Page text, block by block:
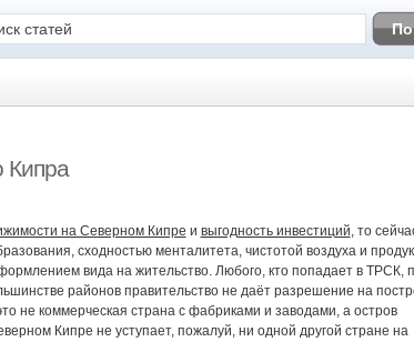
Кипра
на Северном Кипре и выгодность инвестиций, то
сходностью менталитета, чистотой воздуха и
вида на жительство. Любого, кто попадает в ТРСК,
районов правительство не даёт разрешение на
не коммерческая страна с фабриками и заводами, а остров
Кипре не уступает, пожалуй, ни одной другой стране на